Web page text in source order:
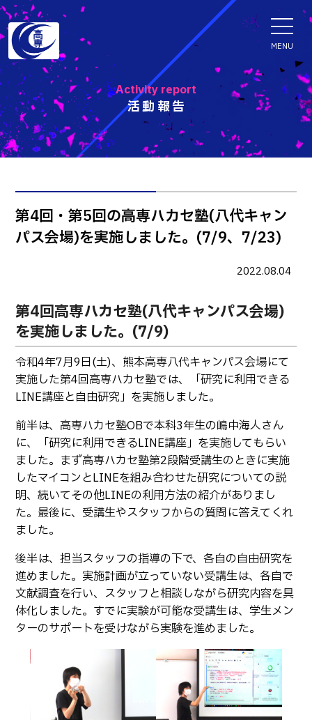
活動報告
Activity report
第4回・第5回の高専ハカセ塾(八代キャン
パス会場)を実施しました。(7/9、7/23)
2022.08.04
第4回高専ハカセ塾(八代キャンパス会場)
を実施しました。(7/9)
令和4年7月9日(土)、熊本高専八代キャンパス会場にて
実施した第4回高専ハカセ塾では、「研究に利用できる
LINE講座と自由研究」を実施しました。
前半は、高専ハカセ塾OBで本科3年生の嶋中海人さん
に、「研究に利用できるLINE講座」を実施してもらい
ました。まず高専ハカセ塾第2段階受講生のときに実施
したマイコンとLINEを組み合わせた研究についての説
明、続いてその他LINEの利用方法の紹介がありまし
た。最後に、受講生やスタッフからの質問に答えてくれ
ました。
後半は、担当スタッフの指導の下で、各自の自由研究を
進めました。実施計画が立っていない受講生は、各自で
文献調査を行い、スタッフと相談しながら研究内容を具
体化しました。すでに実験が可能な受講生は、学生メン
ターのサポートを受けながら実験を進めました。
MENU
ENGLISH
学科・専攻科
電子情報学系学科
知能制御情報工学科
情報工学科
融合・複合工学系学科
生物化学システム工学科
基幹教育科
専攻科
電子情報システム工学専攻
生産システム工学専攻
入試情報
入試速報
Webオープンキャンパス
オープンキャンパス等
進学の手引き
入学料および授業料
熊本高専が運用するWebサイト・SNS・動画チャネ
ル等
イベント
学校概要
交通アクセス
教員紹介
学生生活
パンフレット・紹介動画
産学官連携・地域連携
国際交流
受賞等
活動報告
ご寄付・ネーミングライ
ツ等
キャリア関係
情報セキュリティ
図書館
アントレプレナーシップ
転職・Uターン就職
お問い合わせ
在校生・保護者の方へ
卒業生の方へ
教職員向け